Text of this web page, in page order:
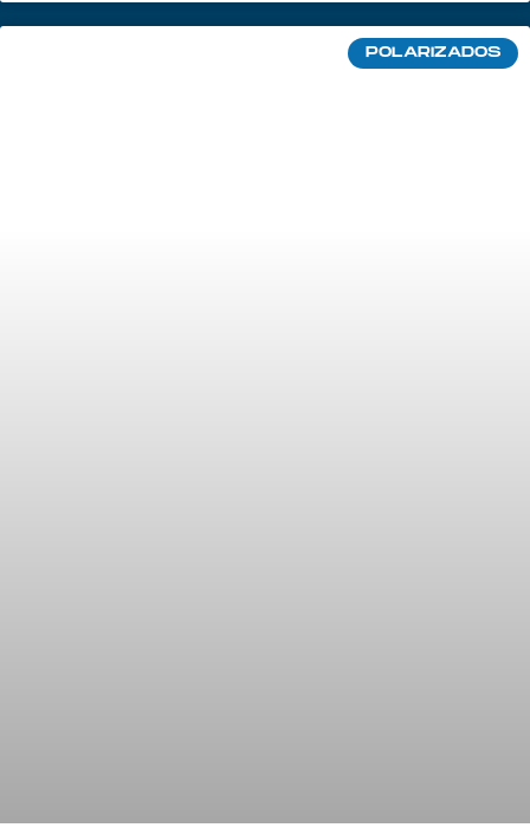
POLARIZADOS